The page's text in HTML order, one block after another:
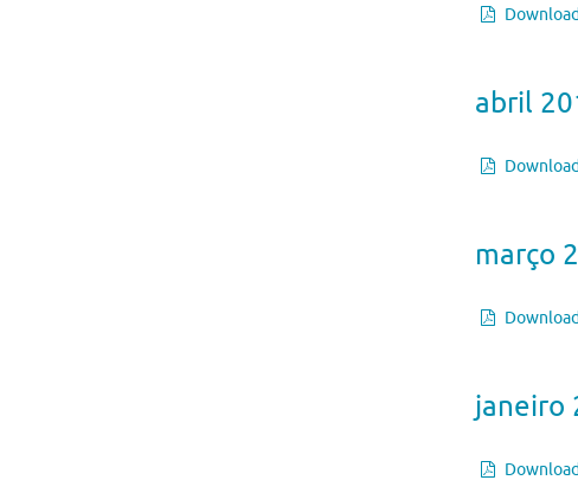
Download
abril
Download
março
Download
janeiro
Download